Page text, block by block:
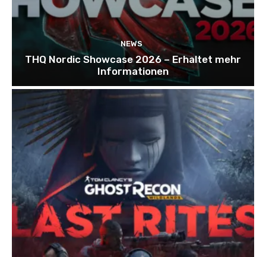
NEWS
THQ Nordic Showcase 2026 – Erhaltet mehr
Informationen